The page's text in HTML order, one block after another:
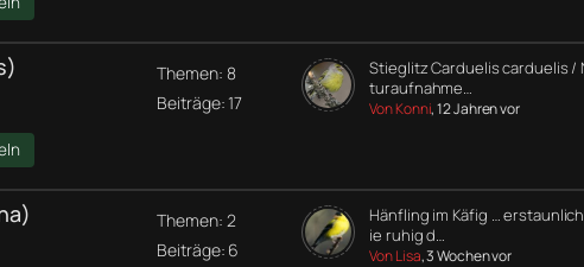
Themen: 8
Beiträge: 17
Stieglitz Carduelis carduelis /
turaufnahme…
Von Konni, 12 Jahren vor
Themen: 2
Beiträge: 6
Hänfling im Käfig …
ie ruhig d…
Von Lisa, 3 Wochen vor